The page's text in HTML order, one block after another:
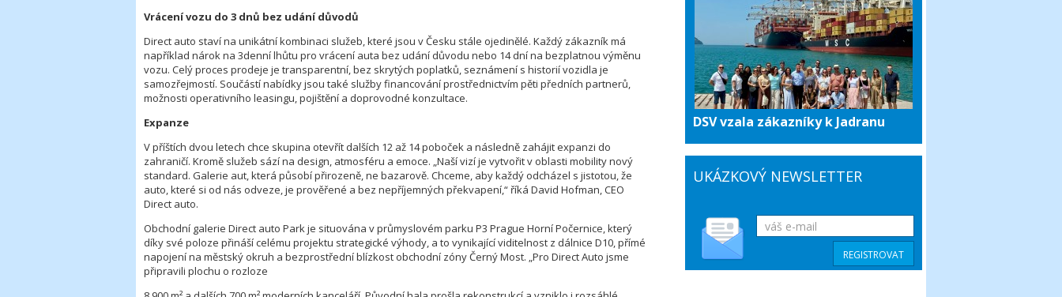
Vrácení vozu do 3 dnů bez udání důvodů
Direct auto staví na unikátní kombinaci služeb, které jsou v Česku stále ojedinělé. Každý zákazník má
například nárok na 3denní lhůtu pro vrácení auta bez udání důvodu nebo 14 dní na bezplatnou výměnu
vozu. Celý proces prodeje je transparentní, bez skrytých poplatků, seznámení s historií vozidla je
samozřejmostí. Součástí nabídky jsou také služby financování prostřednictvím pěti předních partnerů,
možnosti operativního leasingu, pojištění a doprovodné konzultace.
Expanze
V příštích dvou letech chce skupina otevřít dalších 12 až 14 poboček a následně zahájit expanzi do
zahraničí. Kromě služeb sází na design, atmosféru a emoce. „Naší vizí je vytvořit v oblasti mobility nový
standard. Galerie aut, která působí přirozeně, ne bazarově. Chceme, aby každý odcházel s jistotou, že
auto, které si od nás odveze, je prověřené a bez nepříjemných překvapení,“ říká David Hofman, CEO
Direct auto.
Obchodní galerie Direct auto Park je situována v průmyslovém parku P3 Prague Horní Počernice, který
díky své poloze přináší celému projektu strategické výhody, a to vynikající viditelnost z dálnice D10, přímé
napojení na městský okruh a bezprostřední blízkost obchodní zóny Černý Most. „Pro Direct Auto jsme
připravili plochu o rozloze
DSV vzala zákazníky k Jadranu
UKÁZKOVÝ NEWSLETTER